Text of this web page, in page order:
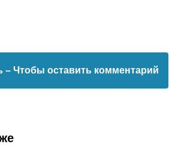
– Чтобы оставить комментарий